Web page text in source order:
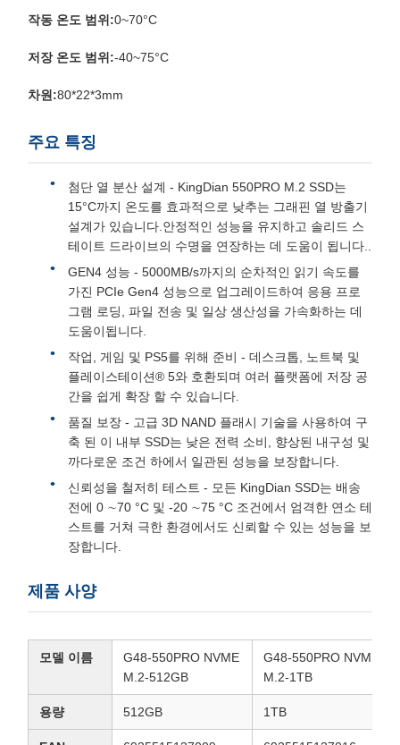
작동 온도 범위:0~70°C
저장 온도 범위:-40~75°C
차원:80*22*3mm
주요 특징
첨단 열 분산 설계 - KingDian 550PRO M.2 SSD는
15°C까지 온도를 효과적으로 낮추는 그래핀 열 방출기
설계가 있습니다.안정적인 성능을 유지하고 솔리드 스
테이트 드라이브의 수명을 연장하는 데 도움이 됩니다..
GEN4 성능 - 5000MB/s까지의 순차적인 읽기 속도를
가진 PCIe Gen4 성능으로 업그레이드하여 응용 프로
그램 로딩, 파일 전송 및 일상 생산성을 가속화하는 데
도움이됩니다.
작업, 게임 및 PS5를 위해 준비 - 데스크톱, 노트북 및
플레이스테이션® 5와 호환되며 여러 플랫폼에 저장 공
간을 쉽게 확장 할 수 있습니다.
품질 보장 - 고급 3D NAND 플래시 기술을 사용하여 구
축 된 이 내부 SSD는 낮은 전력 소비, 향상된 내구성 및
까다로운 조건 하에서 일관된 성능을 보장합니다.
신뢰성을 철저히 테스트 - 모든 KingDian SSD는 배송
전에 0 ∼70 °C 및 -20 ∼75 °C 조건에서 엄격한 연소 테
스트를 거쳐 극한 환경에서도 신뢰할 수 있는 성능을 보
장합니다.
제품 사양
모델 이름
G48-550PRO NVME
M.2-512GB
G48-550PRO NVME
M.2-1TB
용량 512GB 1TB